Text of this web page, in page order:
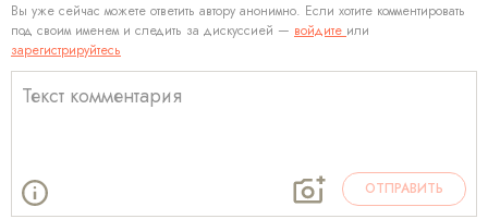
Вы уже сейчас можете ответить автору анонимно. Если хотите комментировать
под своим именем и следить за дискуссией — войдите или
зарегистрируйтесь
ОТПРАВИТЬ